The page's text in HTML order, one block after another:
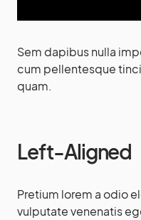
Sem dapibus nulla
cum pellentesque
quam.
Left-Aligned
Pretium lorem a odio
vulputate venenatis